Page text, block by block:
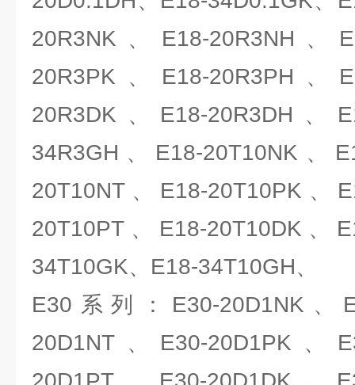
20R3NK、E18-20R3NH、
20R3PK、E18-20R3PH、
20R3DK、E18-20R3DH、
34R3GH、E18-20T10NK、
20T10NT、E18-20T10PK、
20T10PT、E18-20T10DK、
34T10GK、E18-34T10GH、
E30系列：E30-20D1NK、
20D1NT、E30-20D1PK、